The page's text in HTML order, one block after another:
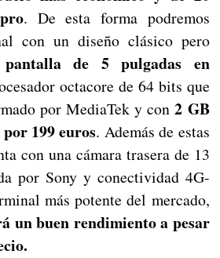
. De esta forma podremos
con un diseño clásico pero
pantalla de 5 pulgadas en
octacore de 64 bits que
por MediaTek y con2 GB
199 euros. Además de estas
con una cámara trasera de 13
por Sony y conectividad 4G-
más potente del mercado,
un buen rendimiento a pesar